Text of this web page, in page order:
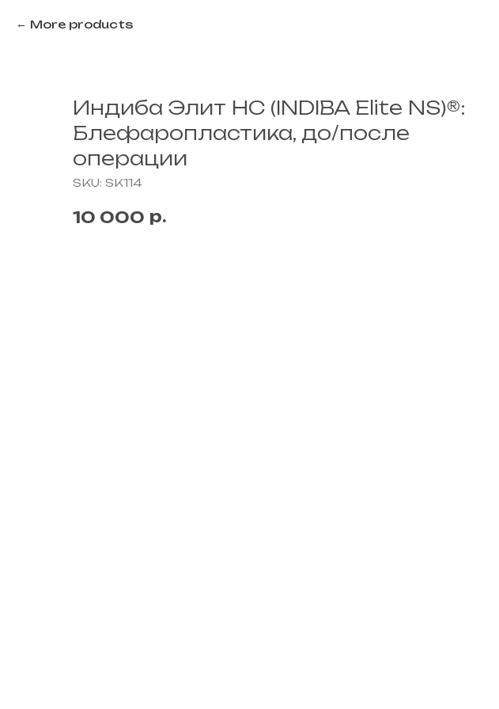
More products
Индиба Элит НС (INDIBA Elite NS)®:
Блефаропластика, до/после
операции
SKU: SK114
10 000 р.